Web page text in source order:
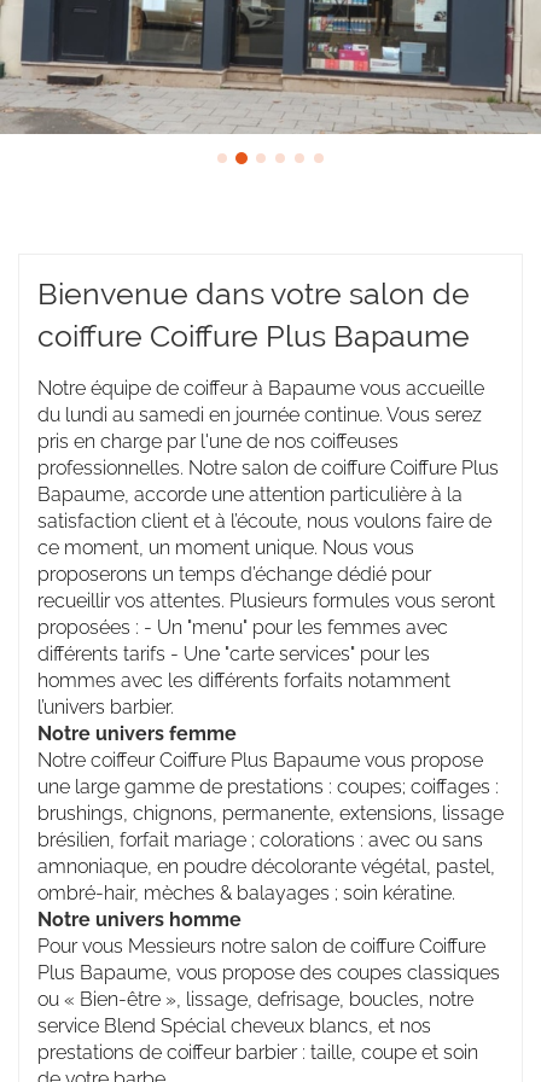
Bienvenue dans votre salon de
coiffure Coiffure Plus Bapaume
Notre équipe de coiffeur à Bapaume vous accueille
du lundi au samedi en journée continue. Vous serez
pris en charge par l'une de nos coiffeuses
professionnelles. Notre salon de coiffure Coiffure Plus
Bapaume, accorde une attention particulière à la
satisfaction client et à l’écoute, nous voulons faire de
ce moment, un moment unique. Nous vous
proposerons un temps d’échange dédié pour
recueillir vos attentes. Plusieurs formules vous seront
proposées : - Un "menu" pour les femmes avec
différents tarifs - Une "carte services" pour les
hommes avec les différents forfaits notamment
l’univers barbier.
Notre univers femme
Notre coiffeur Coiffure Plus Bapaume vous propose
une large gamme de prestations : coupes; coiffages :
brushings, chignons, permanente, extensions, lissage
brésilien, forfait mariage ; colorations : avec ou sans
amnoniaque, en poudre décolorante végétal, pastel,
ombré-hair, mèches & balayages ; soin kératine.
Notre univers homme
Pour vous Messieurs notre salon de coiffure Coiffure
Plus Bapaume, vous propose des coupes classiques
ou « Bien-être », lissage, defrisage, boucles, notre
service Blend Spécial cheveux blancs, et nos
prestations de coiffeur barbier : taille, coupe et soin